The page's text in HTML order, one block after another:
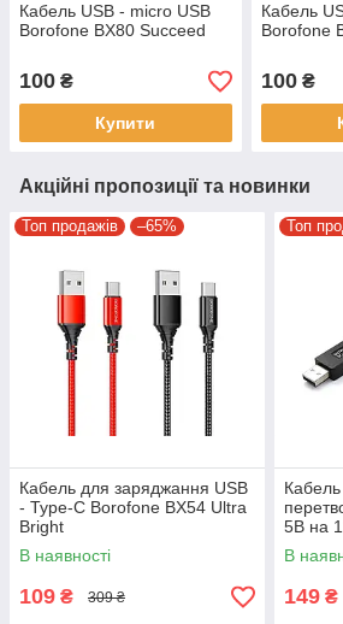
Кабель USB - micro USB
Borofone BX80 Succeed
100 ₴
Купити
Кабель
Borofone
100₴
Акційні пропозиції та новинки
Топ продажів –65%
Кабель для заряджання USB
- Type-C Borofone BX54 Ultra
Bright
В наявності
109 ₴ 309 ₴
Топ
5В на
В
149 ₴